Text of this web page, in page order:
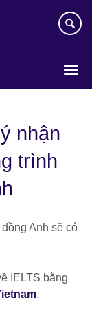
nhận
trình
Anh sẽ có
IELTS bằng
.